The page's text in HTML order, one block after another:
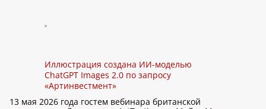
Иллюстрация создана ИИ-моделью
ChatGPT Images 2.0 по запросу
«Артинвестмент»
13 мая 2026 года гостем вебинара британской